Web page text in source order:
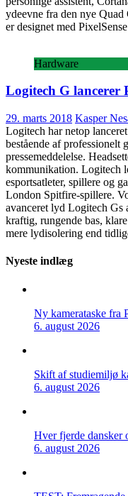
ydeevne fra den nye
er designet med
Hardware
Logitech G lancerer
29. marts 2018 Kasper
Logitech har netop
bestående af
pressemeddelelse.
kommunikation. Logitech
esportsatleter, spillere og
London Spitfire-spillere.
avanceret lyd Logitech Gs
kraftig, rungende bas,
mere lydisolering end
Nyeste indlæg
Ny kamerataske fra
6. august 2026
Skift af studiemiljø
6. august 2026
Hver fjerde dansker
6. august 2026